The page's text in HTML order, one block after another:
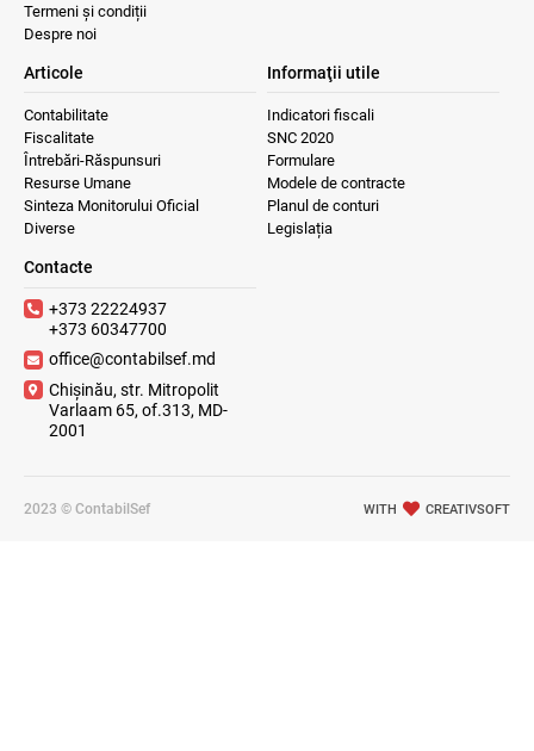
Termeni și condiții
Despre noi
Articole
Contabilitate
Fiscalitate
Întrebări-Răspunsuri
Resurse Umane
Sinteza Monitorului Oficial
Diverse
Informaţii utile
Indicatori fiscali
SNC 2020
Formulare
Modele de contracte
Planul de conturi
Legislația
Contacte
+373 22224937
+373 60347700
office@contabilsef.md
Chișinău, str. Mitropolit
Varlaam 65, of.313, MD-
2001
2023 © ContabilSef WITH CREATIVSOFT